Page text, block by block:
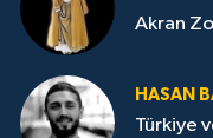
Akran
HASAN
Türkiye